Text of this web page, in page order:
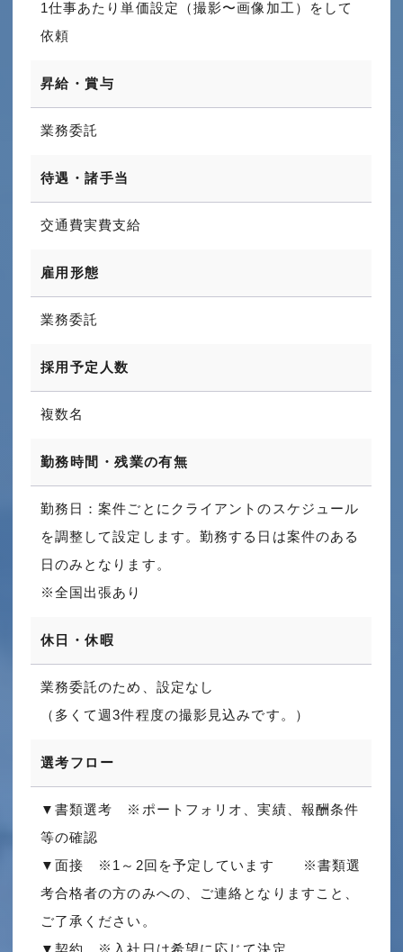
1仕事あたり単価設定（撮影〜画像加工）をして
依頼
昇給・賞与
業務委託
待遇・諸手当
交通費実費支給
雇用形態
業務委託
採用予定人数
複数名
勤務時間・残業の有無
勤務日：案件ごとにクライアントのスケジュール
を調整して設定します。勤務する日は案件のある
日のみとなります。
※全国出張あり
休日・休暇
業務委託のため、設定なし
（多くて週3件程度の撮影見込みです。）
選考フロー
▼書類選考 ※ポートフォリオ、実績、報酬条件
等の確認
▼面接 ※1～2回を予定しています ※書類選
考合格者の方のみへの、ご連絡となりますこと、
ご了承ください。